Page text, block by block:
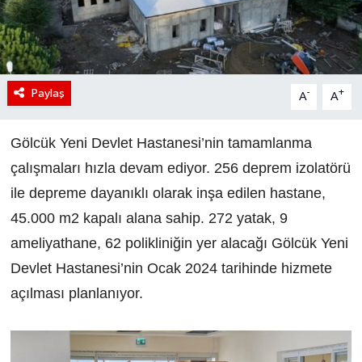
Paylaş A- A+
Gölcük Yeni Devlet Hastanesi’nin tamamlanma
çalışmaları hızla devam ediyor. 256 deprem izolatörü
ile depreme dayanıklı olarak inşa edilen hastane,
45.000 m2 kapalı alana sahip. 272 yatak, 9
ameliyathane, 62 polikliniğin yer alacağı Gölcük Yeni
Devlet Hastanesi’nin Ocak 2024 tarihinde hizmete
açılması planlanıyor.